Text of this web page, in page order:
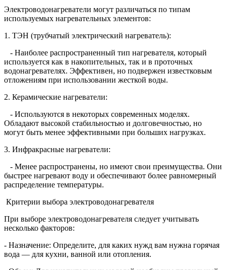
Электроводонагреватели могут различаться по типам
используемых нагревательных элементов:
1. ТЭН (трубчатый электрический нагреватель):
- Наиболее распространенный тип нагревателя, который
используется как в накопительных, так и в проточных
водонагревателях. Эффективен, но подвержен известковым
отложениям при использовании жесткой воды.
2. Керамические нагреватели:
- Используются в некоторых современных моделях.
Обладают высокой стабильностью и долговечностью, но
могут быть менее эффективными при больших нагрузках.
3. Инфракрасные нагреватели:
- Менее распространены, но имеют свои преимущества. Они
быстрее нагревают воду и обеспечивают более равномерный
распределение температуры.
Критерии выбора электроводонагревателя
При выборе электроводонагревателя следует учитывать
несколько факторов:
- Назначение: Определите, для каких нужд вам нужна горячая
вода — для кухни, ванной или отопления.